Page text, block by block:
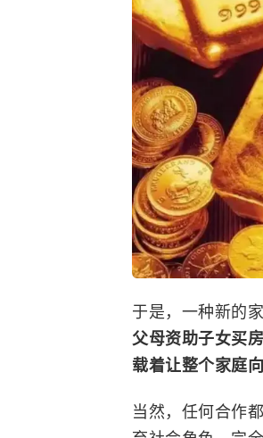
于是，一种新的
父母资助子女买
载着让整个家庭
当然，任何合作